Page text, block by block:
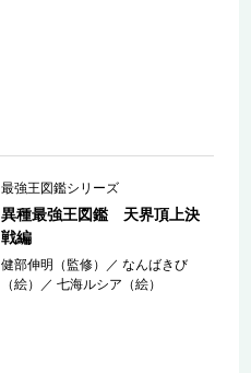
最強王図鑑シリーズ
異種最強王図鑑 天界頂上決
戦編
健部伸明（監修） ／なんばきび
（絵）
／七海ルシア（絵）